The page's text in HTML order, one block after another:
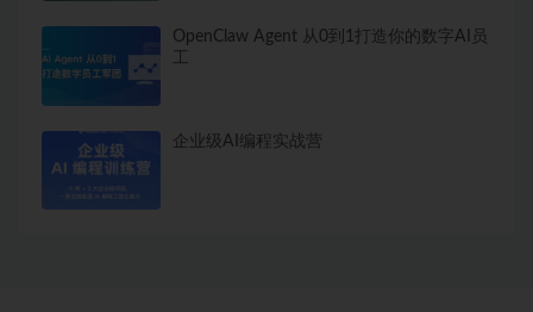
OpenClaw Agent 从0到1打造你的数字AI员
工
企业级AI编程实战营